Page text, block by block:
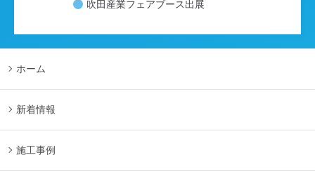
吹田産業フェアブース出展
ホーム
新着情報
施工事例